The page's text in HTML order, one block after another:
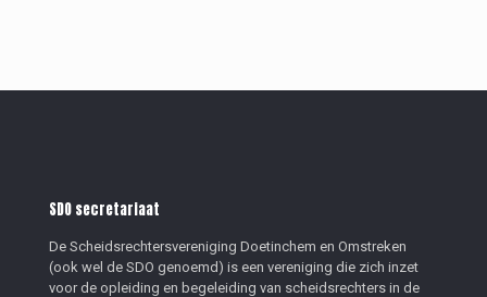
SDO secretariaat
De Scheidsrechtersvereniging Doetinchem en Omstreken
(ook wel de SDO genoemd) is een vereniging die zich inzet
voor de opleiding en begeleiding van scheidsrechters in de